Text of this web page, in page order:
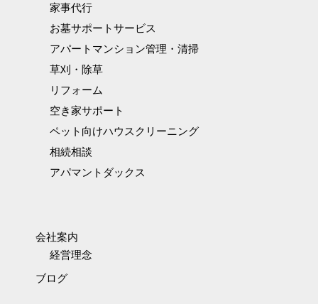
家事代行
お墓サポートサービス
アパートマンション管理・清掃
草刈・除草
リフォーム
空き家サポート
ペット向けハウスクリーニング
相続相談
アパマントダックス
会社案内
経営理念
ブログ